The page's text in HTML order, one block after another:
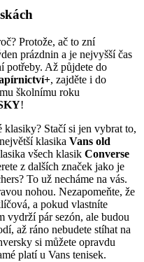
Protože, ač to zní
prázdnin a je nejvyšší čas
potřeby. Až půjdete do
, zajděte i do
školnímu roku
!
klasiky? Stačí si jen vybrat to,
klasika Vans old
všech klasik Converse
z dalších značek jako je
To už necháme na vás.
nohou. Nezapomeňte, že
a pokud vlastníte
vydrží pár sezón, ale budou
až ráno nebudete stíhat na
si můžete opravdu
platí u Vans tenisek.